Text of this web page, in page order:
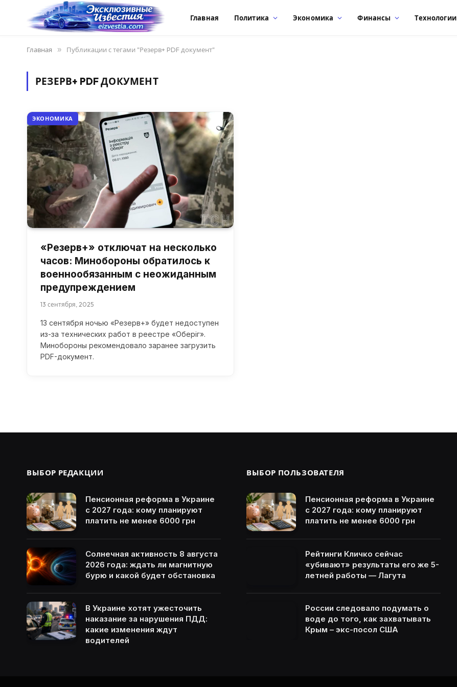
Главная Политика Экономика Финансы Технологии
Главная » Публикации с тегами "Резерв+ PDF документ"
РЕЗЕРВ+ PDF ДОКУМЕНТ
ЭКОНОМИКА
«Резерв+» отключат на несколько
часов: Минобороны обратилось к
военнообязанным с неожиданным
предупреждением
13 сентября, 2025
13 сентября ночью «Резерв+» будет недоступен
из-за технических работ в реестре «Оберіг».
Минобороны рекомендовало заранее загрузить
PDF-документ.
ВЫБОР РЕДАКЦИИ
Пенсионная реформа в Украине
с 2027 года: кому планируют
платить не менее 6000 грн
Солнечная активность 8 августа
2026 года: ждать ли магнитную
бурю и какой будет обстановка
В Украине хотят ужесточить
наказание за нарушения ПДД:
какие изменения ждут
водителей
ВЫБОР ПОЛЬЗОВАТЕЛЯ
Пенсионная реформа в Украине
с 2027 года: кому планируют
платить не менее 6000 грн
Рейтинги Кличко сейчас
«убивают» результаты его же 5-
летней работы — Лагута
России следовало подумать о
воде до того, как захватывать
Крым – экс-посол США